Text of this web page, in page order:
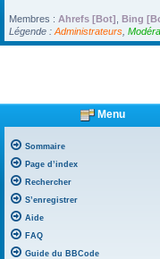
Membres : Ahrefs [Bot] Bing
Légende : Administrateurs
Menu
Sommaire
Page d’index
Rechercher
S’enregistrer
Aide
FAQ
Guide du BBCode